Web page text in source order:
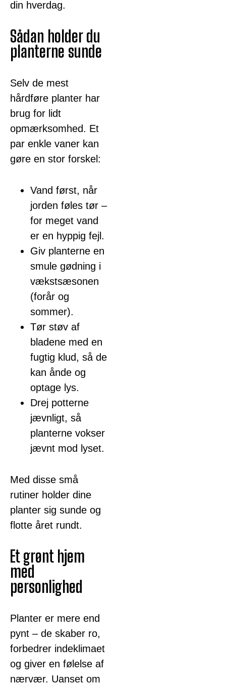
din hverdag.
Sådan holder du
planterne sunde
Selv de mest
hårdføre planter har
brug for lidt
opmærksomhed. Et
par enkle vaner kan
gøre en stor forskel:
Vand først, når
jorden føles tør –
for meget vand
er en hyppig fejl.
Giv planterne en
smule gødning i
vækstsæsonen
(forår og
sommer).
Tør støv af
bladene med en
fugtig klud, så de
kan ånde og
optage lys.
Drej potterne
jævnligt, så
planterne vokser
jævnt mod lyset.
Med disse små
rutiner holder dine
planter sig sunde og
flotte året rundt.
Et grønt hjem
med
personlighed
Planter er mere end
pynt – de skaber ro,
forbedrer indeklimaet
og giver en følelse af
nærvær. Uanset om